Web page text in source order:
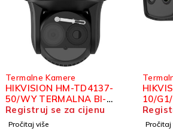
Termalne Kamere
HIKVISION HM-TD4137-
50/WY TERMALNA BI-
SPECTRUM IP SPEED
DOME KAMERA
Registruj se za cijenu
Pročitaj više
10/
Pročitaj